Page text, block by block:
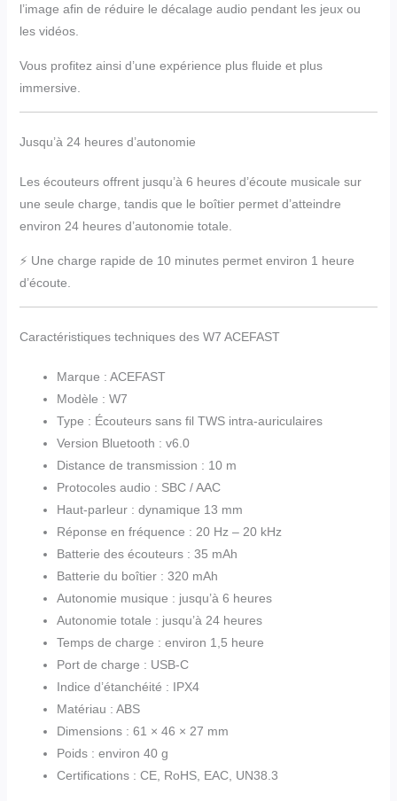
l’image afin de réduire le décalage audio pendant les jeux ou
les vidéos.
Vous profitez ainsi d’une expérience plus fluide et plus
immersive.
Jusqu’à 24 heures d’autonomie
Les écouteurs offrent jusqu’à 6 heures d’écoute musicale sur
une seule charge, tandis que le boîtier permet d’atteindre
environ 24 heures d’autonomie totale.
⚡ Une charge rapide de 10 minutes permet environ 1 heure
d’écoute.
Caractéristiques techniques des W7 ACEFAST
Marque : ACEFAST
Modèle : W7
Type : Écouteurs sans fil TWS intra-auriculaires
Version Bluetooth : v6.0
Distance de transmission : 10 m
Protocoles audio : SBC / AAC
Haut-parleur : dynamique 13 mm
Réponse en fréquence : 20 Hz – 20 kHz
Batterie des écouteurs : 35 mAh
Batterie du boîtier : 320 mAh
Autonomie musique : jusqu’à 6 heures
Autonomie totale : jusqu’à 24 heures
Temps de charge : environ 1,5 heure
Port de charge : USB-C
Indice d’étanchéité : IPX4
Matériau : ABS
Dimensions : 61 × 46 × 27 mm
Poids : environ 40 g
Certifications : CE, RoHS, EAC, UN38.3